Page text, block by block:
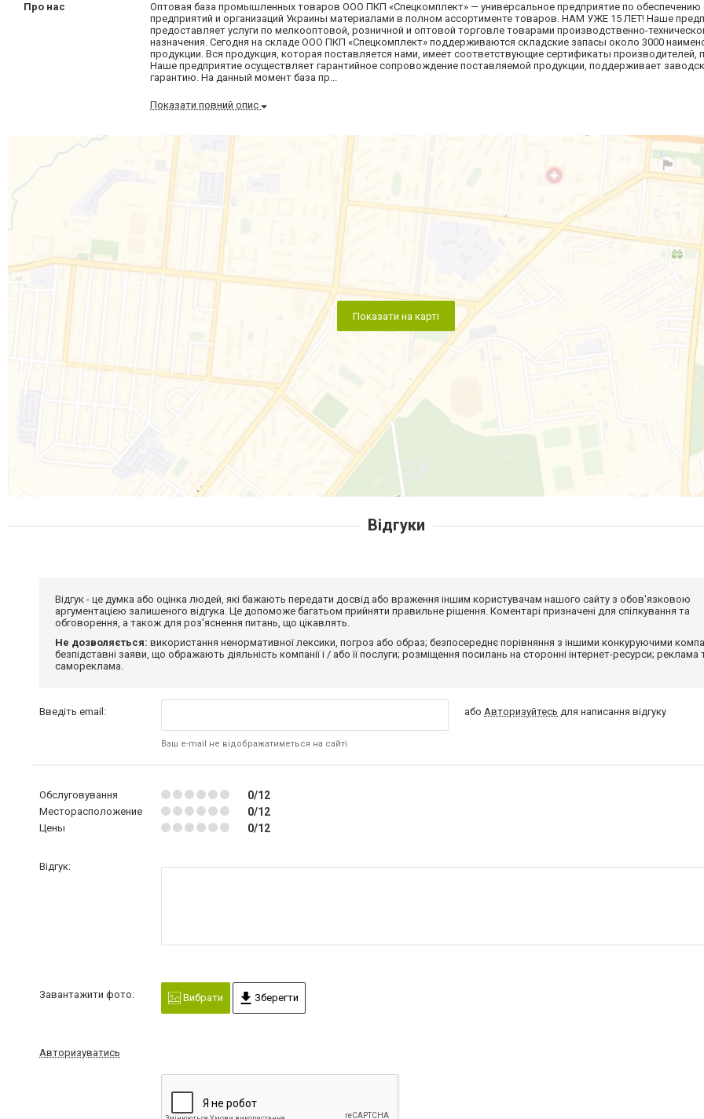
Про нас
Оптовая база промышленных товаров ООО ПКП «Спецкомплект» — универсальное предприятие по обеспечению
предприятий и организаций Украины материалами в полном ассортименте товаров. НАМ УЖЕ 15 ЛЕТ! Наше
предоставляет услуги по мелкооптовой, розничной и оптовой торговле товарами производственно-
назначения. Сегодня на складе ООО ПКП «Спецкомплект» поддерживаются складские запасы около 3000
продукции. Вся продукция, которая поставляется нами, имеет соответствующие сертификаты производителей,
Наше предприятие осуществляет гарантийное сопровождение поставляемой продукции, поддерживает
гарантию. На данный момент база пр...
Показати повний опис
Показати на карті
Відгуки
Відгук - це думка або оцінка людей, які бажають передати досвід або враження іншим користувачам нашого сайту з обов'язковою
аргументацією залишеного відгука. Це допоможе багатьом прийняти правильне рішення. Коментарі призначені для спілкування та
обговорення, а також для роз'яснення питань, що цікавлять.
Не дозволяється: використання ненормативної лексики, погроз або образ; безпосереднє порівняння з іншими конкуруючими
безпідставні заяви, що ображають діяльність компанії і / або її послуги; розміщення посилань на сторонні інтернет-ресурси; реклама
самореклама.
Введіть email:
Ваш e-mail не відображатиметься на сайті
або Авторизуйтесь для написання відгуку
Обслуговування 0/12
Месторасположение 0/12
Цены 0/12
Відгук:
Завантажити фото: Вибрати Зберегти
Авторизуватись